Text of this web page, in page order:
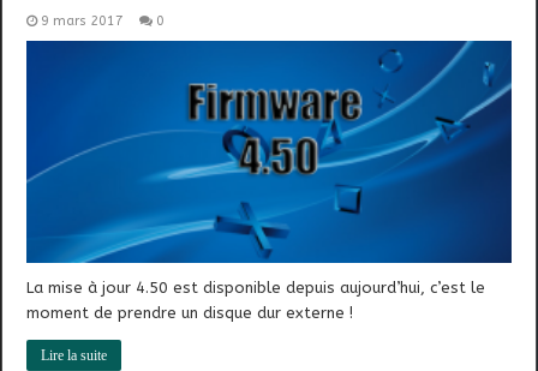
9 mars 2017 0
La mise à jour 4.50 est disponible depuis aujourd’hui, c’est le
moment de prendre un disque dur externe !
Lire la suite